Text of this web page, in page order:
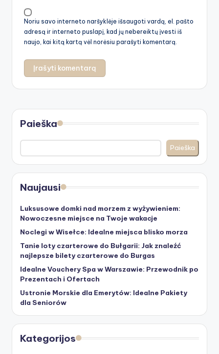
Noriu savo interneto naršyklėje išsaugoti vardą, el. pašto
adresą ir interneto puslapį, kad jų nebereiktų įvesti iš
naujo, kai kitą kartą vėl norėsiu parašyti komentarą.
Paieška
Paieška
Naujausi
Luksusowe domki nad morzem z wyżywieniem:
Nowoczesne miejsce na Twoje wakacje
Noclegi w Wisełce: Idealne miejsca blisko morza
Tanie loty czarterowe do Bułgarii: Jak znaleźć
najlepsze bilety czarterowe do Burgas
Idealne Vouchery Spa w Warszawie: Przewodnik po
Prezentach i Ofertach
Ustronie Morskie dla Emerytów: Idealne Pakiety
dla Seniorów
Kategorijos